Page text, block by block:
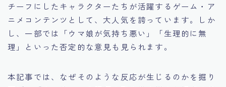
チーフにしたキャラクターたちが活躍するゲーム・ア
ニメコンテンツとして、大人気を誇っています。しか
し、一部では「ウマ娘が気持ち悪い」「生理的に無
理」といった否定的な意見も見られます。
本記事では、なぜそのような反応が生じるのかを掘り